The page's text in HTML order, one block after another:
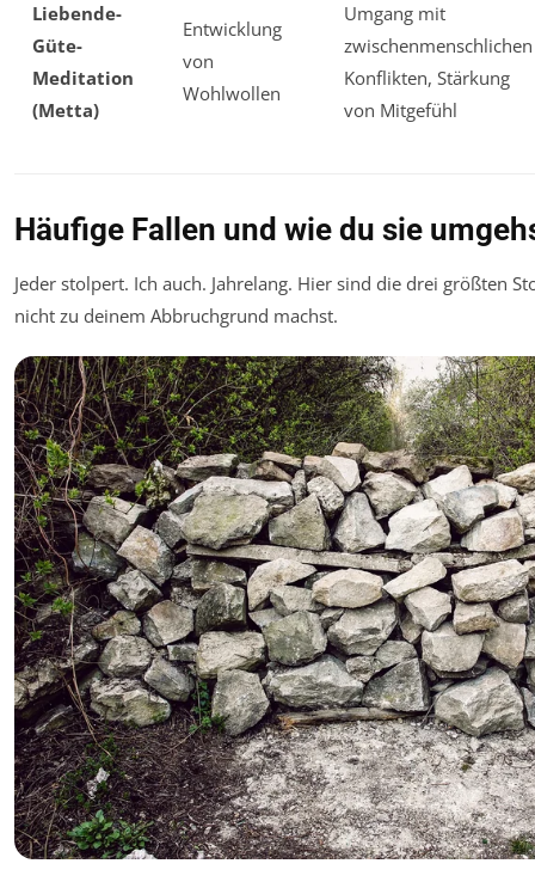
Liebende-
Güte-
Meditation
(Metta)
Entwicklung
von
Wohlwollen
Umgang mit
zwischenmenschlichen
Konflikten, Stärkung
von Mitgefühl
Häufige Fallen und wie du sie
Jeder stolpert. Ich auch. Jahrelang. Hier sind die drei größten
nicht zu deinem Abbruchgrund machst.